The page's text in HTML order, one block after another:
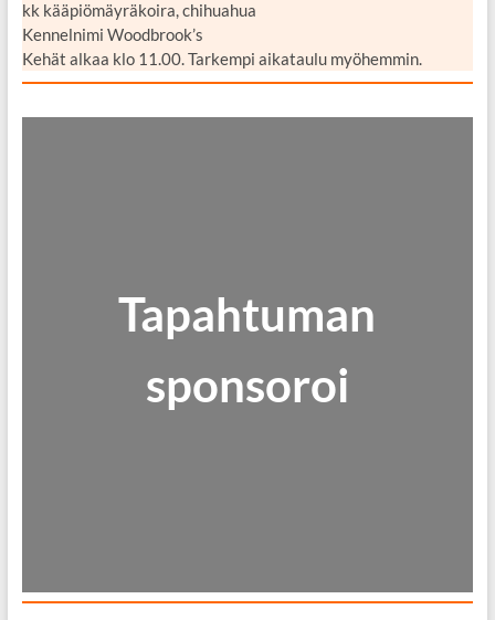
kk kääpiömäyräkoira, chihuahua
Kennelnimi Woodbrook’s
Kehät alkaa klo 11.00. Tarkempi aikataulu myöhemmin.
Tapahtuman
sponsoroi